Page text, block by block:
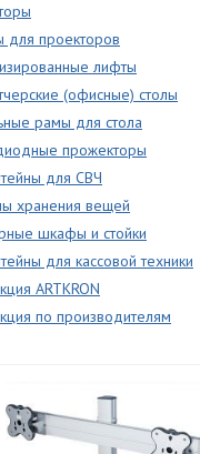
для проекторов
лифты
(офисные) столы
рамы для стола
прожекторы
для СВЧ
хранения вещей
шкафы и стойки
для кассовой техники
ARTKRON
по производителям